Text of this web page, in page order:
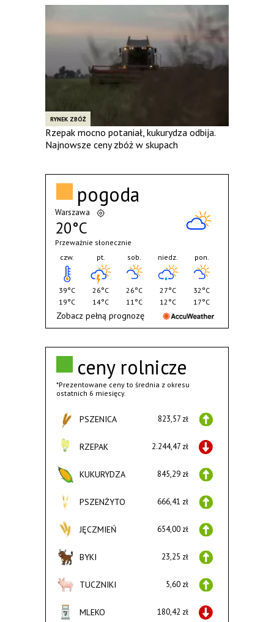
RYNEK ZBÓŻ
Rzepak mocno potaniał, kukurydza odbija.
Najnowsze ceny zbóż w skupach
ceny rolnicze
*Prezentowane ceny to średnia z okresu
ostatnich 6 miesięcy.
PSZENICA 823,57 zł
RZEPAK 2.244,47 zł
KUKURYDZA 845,29 zł
PSZENŻYTO 666,41 zł
JĘCZMIEŃ 654,00 zł
BYKI 23,25 zł
TUCZNIKI 5,60 zł
MLEKO 180,42 zł
pogoda
Warszawa
20°C
Przeważnie słonecznie
czw.
39°C
19°C
pt.
26°C
14°C
sob.
26°C
11°C
niedz.
27°C
12°C
pon.
32°C
17°C
Zobacz pełną prognozę